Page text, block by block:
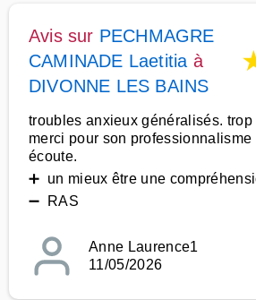
Avis sur PECHMAGRE
CAMINADE Laetitia à
DIVONNE LES BAINS
troubles anxieux généralisés.
merci pour son professionnalisme
écoute.
➕ un mieux être une
➖ RAS
Anne Laurence1
11/05/2026